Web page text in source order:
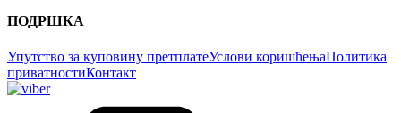
ПОДРШКА
Упутство за куповину претплатеУслови коришћењаПолитика
приватностиКонтакт